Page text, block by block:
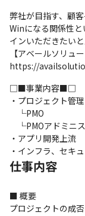
弊社が目指す、顧
Winになる関係性
インいただきたいと
【アベールソリュ
https://
□■事業内容■□
・プロジェクト管理
└PMO
└PMOアドミニ
・アプリ開発上流
・インフラ、セキ
仕事内容
■ 概要
プロジェクトの成